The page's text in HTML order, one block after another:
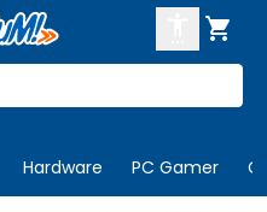

Hardware PC Gamer